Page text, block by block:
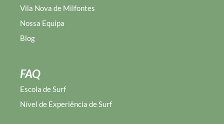
Vila Nova de Milfontes
Nossa Equipa
Blog
FAQ
Escola de Surf
Nível de Experiência de Surf